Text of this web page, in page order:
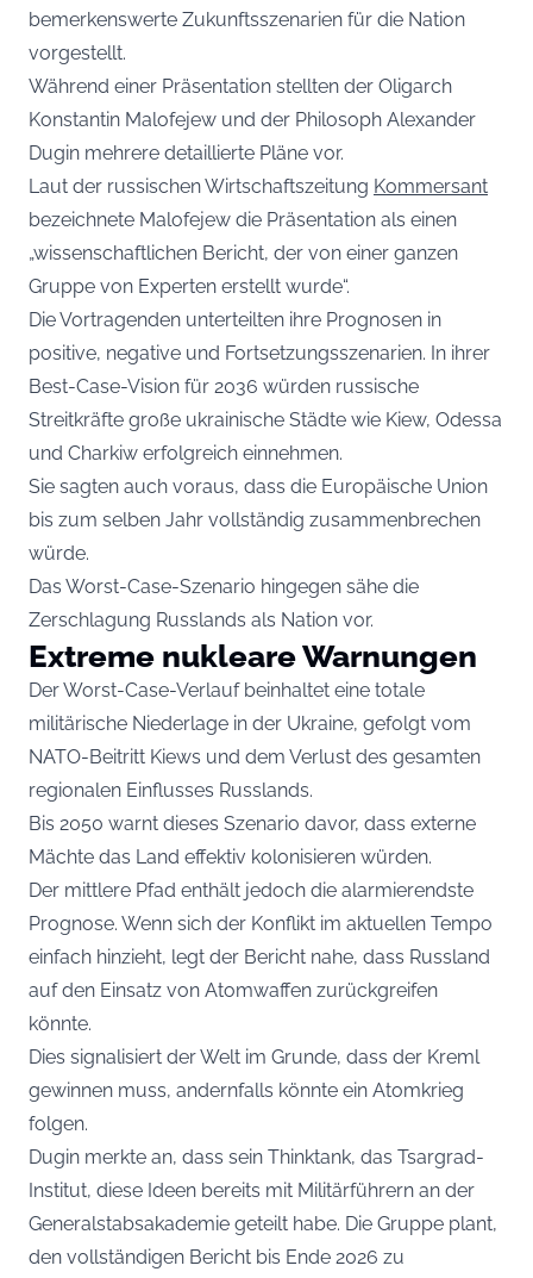
bemerkenswerte Zukunftsszenarien für die Nation
vorgestellt.
Während einer Präsentation stellten der Oligarch
Konstantin Malofejew und der Philosoph Alexander
Dugin mehrere detaillierte Pläne vor.
Laut der russischen Wirtschaftszeitung Kommersant
bezeichnete Malofejew die Präsentation als einen
„wissenschaftlichen Bericht, der von einer ganzen
Gruppe von Experten erstellt wurde“.
Die Vortragenden unterteilten ihre Prognosen in
positive, negative und Fortsetzungsszenarien. In ihrer
Best-Case-Vision für 2036 würden russische
Streitkräfte große ukrainische Städte wie Kiew, Odessa
und Charkiw erfolgreich einnehmen.
Sie sagten auch voraus, dass die Europäische Union
bis zum selben Jahr vollständig zusammenbrechen
würde.
Das Worst-Case-Szenario hingegen sähe die
Zerschlagung Russlands als Nation vor.
Extreme nukleare Warnungen
Der Worst-Case-Verlauf beinhaltet eine totale
militärische Niederlage in der Ukraine, gefolgt vom
NATO-Beitritt Kiews und dem Verlust des gesamten
regionalen Einflusses Russlands.
Bis 2050 warnt dieses Szenario davor, dass externe
Mächte das Land effektiv kolonisieren würden.
Der mittlere Pfad enthält jedoch die alarmierendste
Prognose. Wenn sich der Konflikt im aktuellen Tempo
einfach hinzieht, legt der Bericht nahe, dass Russland
auf den Einsatz von Atomwaffen zurückgreifen
könnte.
Dies signalisiert der Welt im Grunde, dass der Kreml
gewinnen muss, andernfalls könnte ein Atomkrieg
folgen.
Dugin merkte an, dass sein Thinktank, das Tsargrad-
Institut, diese Ideen bereits mit Militärführern an der
Generalstabsakademie geteilt habe. Die Gruppe plant,
den vollständigen Bericht bis Ende 2026 zu